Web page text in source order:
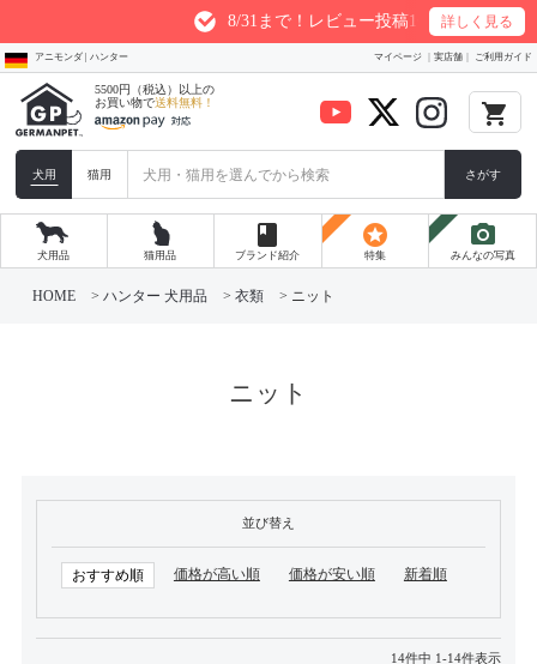
8/31まで！レビュー投稿1件につき最大200pt
詳しく見る
アニモンダ | ハンター マイページ 実店舗 ご利用ガイド
5500円（税込）以上の
お買い物で送料無料！ local_grocery_store
犬用 猫用 さがす
犬用品 猫用品
book
ブランド紹介
stars
特集
photo_camera
みんなの写真
HOME ハンター 犬用品 衣類 ニット
ニット
並び替え
おすすめ順 価格が高い順 価格が安い順 新着順
14件中 1-14件表示